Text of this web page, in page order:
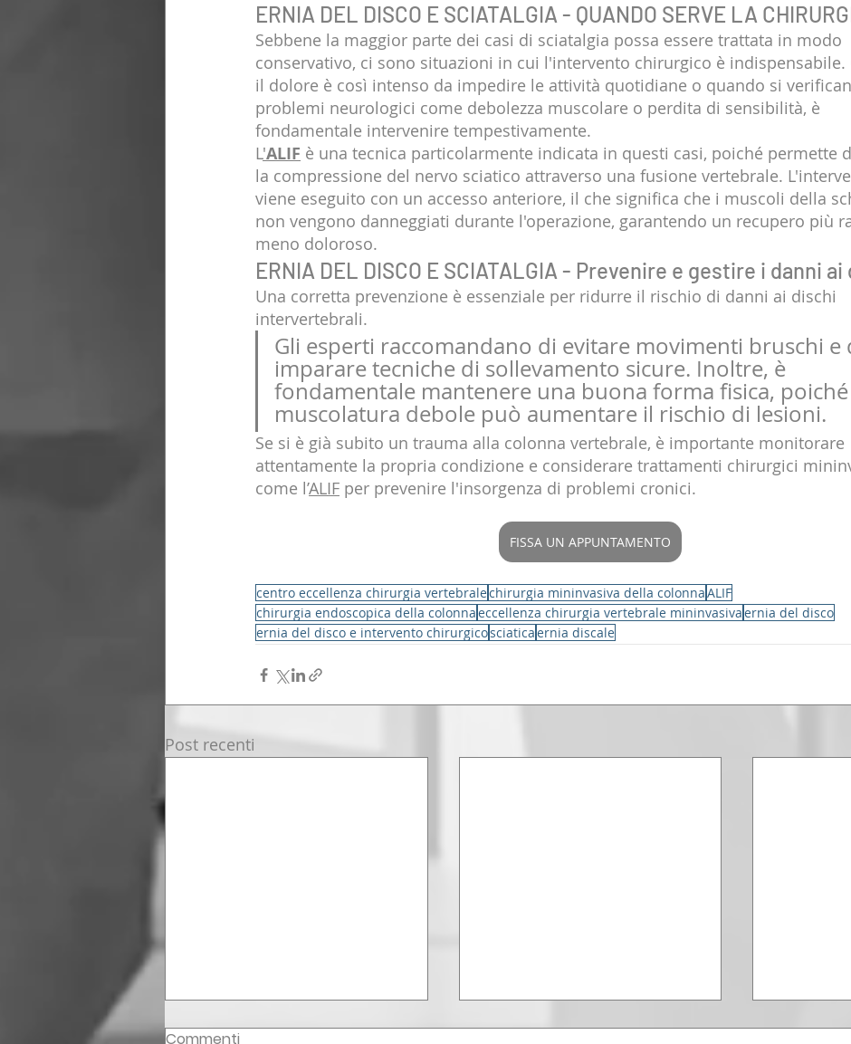
ERNIA DEL DISCO E SCIATALGIA - QUANDO SERVE LA
Sebbene la maggior parte dei casi di sciatalgia possa essere trattata in modo
conservativo, ci sono situazioni in cui l'intervento chirurgico è indispensabile.
il dolore è così intenso da impedire le attività quotidiane o quando si
problemi neurologici come debolezza muscolare o perdita di sensibilità, è
fondamentale intervenire tempestivamente.
L'ALIF è una tecnica particolarmente indicata in questi casi, poiché permette
la compressione del nervo sciatico attraverso una fusione vertebrale.
viene eseguito con un accesso anteriore, il che significa che i muscoli della
non vengono danneggiati durante l'operazione, garantendo un recupero più
meno doloroso.
ERNIA DEL DISCO E SCIATALGIA - Prevenire e gestire i danni
Una corretta prevenzione è essenziale per ridurre il rischio di danni ai dischi
intervertebrali.
Gli esperti raccomandano di evitare movimenti bruschi e
imparare tecniche di sollevamento sicure. Inoltre, è
fondamentale mantenere una buona forma fisica,
muscolatura debole può aumentare il rischio di lesioni.
Se si è già subito un trauma alla colonna vertebrale, è importante monitorare
attentamente la propria condizione e considerare trattamenti chirurgici
come l’ALIF per prevenire l'insorgenza di problemi cronici.
FISSA UN APPUNTAMENTO
centro eccellenza chirurgia vertebralechirurgia mininvasiva della colonnaALIF
chirurgia endoscopica della colonnaeccellenza chirurgia vertebrale mininvasivaernia del disco
ernia del disco e intervento chirurgicosciaticaernia discale
Post recenti
Commenti